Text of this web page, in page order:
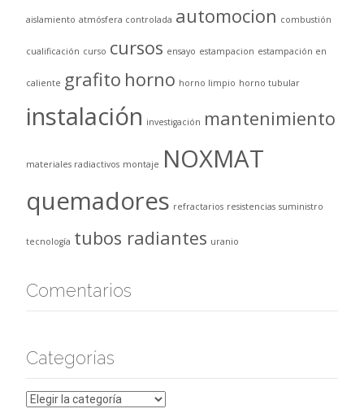
aislamiento atmósfera controlada automocion combustión
cualificación curso cursos ensayo estampacion estampación en
caliente grafito horno horno limpio horno tubular
instalación investigación mantenimiento
materiales radiactivos montaje NOXMAT
quemadores refractarios resistencias suministro
tecnología tubos radiantes uranio
Comentarios
Categorías
Categorías